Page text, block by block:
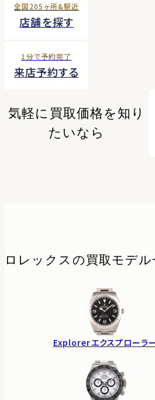
全国205ヶ所&駅近
店舗を探す
1分で予約完了
来店予約する
気軽に買取価格を知り
たいなら
ロレックスの 買取モデル
Explorerエクスプローラ